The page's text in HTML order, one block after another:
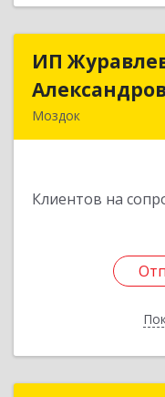
ИП
Моздок
Клиентов на